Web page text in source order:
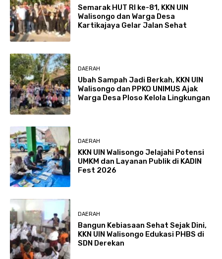
Semarak HUT RI ke-81, KKN UIN
Walisongo dan Warga Desa
Kartikajaya Gelar Jalan Sehat
DAERAH
Ubah Sampah Jadi Berkah, KKN UIN
Walisongo dan PPKO UNIMUS Ajak
Warga Desa Ploso Kelola Lingkungan
DAERAH
KKN UIN Walisongo Jelajahi Potensi
UMKM dan Layanan Publik di KADIN
Fest 2026
DAERAH
Bangun Kebiasaan Sehat Sejak Dini,
KKN UIN Walisongo Edukasi PHBS di
SDN Derekan